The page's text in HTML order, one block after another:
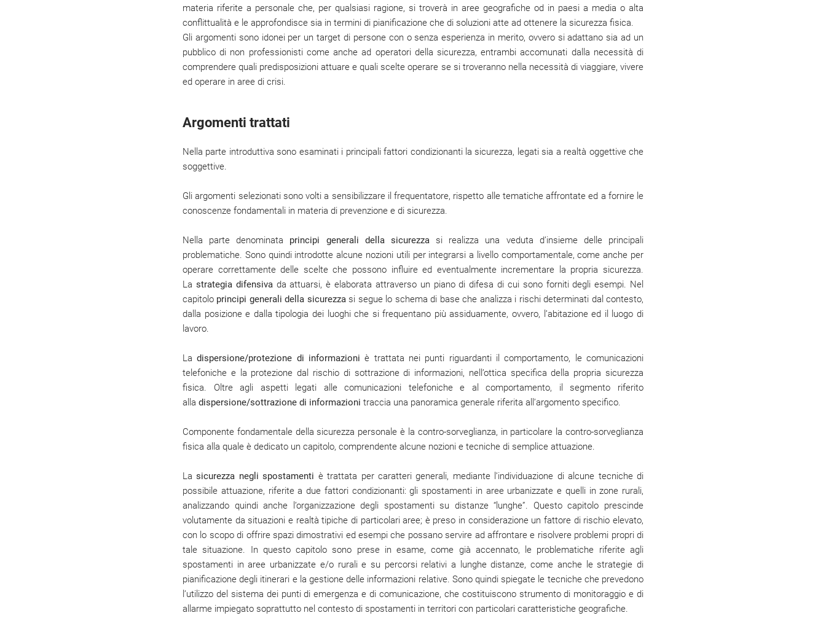
materia riferite a personale che, per qualsiasi ragione, si troverà in aree geografiche od in paesi a media o alta
conflittualità e le approfondisce sia in termini di pianificazione che di soluzioni atte ad ottenere la sicurezza fisica.
Gli argomenti sono idonei per un target di persone con o senza esperienza in merito, ovvero si adattano sia ad un
pubblico di non professionisti come anche ad operatori della sicurezza, entrambi accomunati dalla necessità di
comprendere quali predisposizioni attuare e quali scelte operare se si troveranno nella necessità di viaggiare, vivere
ed operare in aree di crisi.
Argomenti trattati
Nella parte introduttiva sono esaminati i principali fattori condizionanti la sicurezza, legati sia a realtà oggettive che
soggettive.
Gli argomenti selezionati sono volti a sensibilizzare il frequentatore, rispetto alle tematiche affrontate ed a fornire le
conoscenze fondamentali in materia di prevenzione e di sicurezza.
Nella parte denominata principi generali della sicurezzasi realizza una veduta d’insieme delle principali
problematiche. Sono quindi introdotte alcune nozioni utili per integrarsi a livello comportamentale, come anche per
operare correttamente delle scelte che possono influire ed eventualmente incrementare la propria sicurezza.
La strategia difensivada attuarsi, è elaborata attraverso un piano di difesa di cui sono forniti degli esempi. Nel
capitolo principi generali della sicurezzasi segue lo schema di base che analizza i rischi determinati dal contesto,
dalla posizione e dalla tipologia dei luoghi che si frequentano più assiduamente, ovvero, l’abitazione ed il luogo di
lavoro.
Ladispersione/protezione di informazioniè trattata nei punti riguardanti il comportamento, le comunicazioni
telefoniche e la protezione dal rischio di sottrazione di informazioni, nell’ottica specifica della propria sicurezza
fisica. Oltre agli aspetti legati alle comunicazioni telefoniche e al comportamento, il segmento riferito
alla dispersione/sottrazione di informazioni traccia una panoramica generale riferita all’argomento specifico.
Componente fondamentale della sicurezza personale è la contro-sorveglianza, in particolare la contro-sorveglianza
fisica alla quale è dedicato un capitolo, comprendente alcune nozioni e tecniche di semplice attuazione.
Lasicurezza negli spostamenti è trattata per caratteri generali, mediante l’individuazione di alcune tecniche di
possibile attuazione, riferite a due fattori condizionanti: gli spostamenti in aree urbanizzate e quelli in zone rurali,
analizzando quindi anche l’organizzazione degli spostamenti su distanze “lunghe”. Questo capitolo prescinde
volutamente da situazioni e realtà tipiche di particolari aree; è preso in considerazione un fattore di rischio elevato,
con lo scopo di offrire spazi dimostrativi ed esempi che possano servire ad affrontare e risolvere problemi propri di
tale situazione. In questo capitolo sono prese in esame, come già accennato, le problematiche riferite agli
spostamenti in aree urbanizzate e/o rurali e su percorsi relativi a lunghe distanze, come anche le strategie di
pianificazione degli itinerari e la gestione delle informazioni relative. Sono quindi spiegate le tecniche che prevedono
l’utilizzo del sistema dei punti di emergenza e di comunicazione, che costituiscono strumento di monitoraggio e di
allarme impiegato soprattutto nel contesto di spostamenti in territori con particolari caratteristiche geografiche.